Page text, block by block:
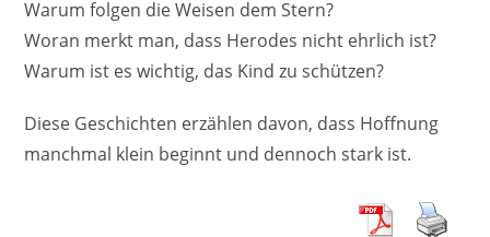
Warum folgen die Weisen dem Stern?
Woran merkt man, dass Herodes nicht ehrlich ist?
Warum ist es wichtig, das Kind zu schützen?
Diese Geschichten erzählen davon, dass Hoffnung
manchmal klein beginnt und dennoch stark ist.